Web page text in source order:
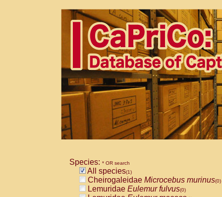
Species: * OR search
All species(1)
Cheirogaleidae Microcebus murinus(0)
Lemuridae Eulemur fulvus(0)